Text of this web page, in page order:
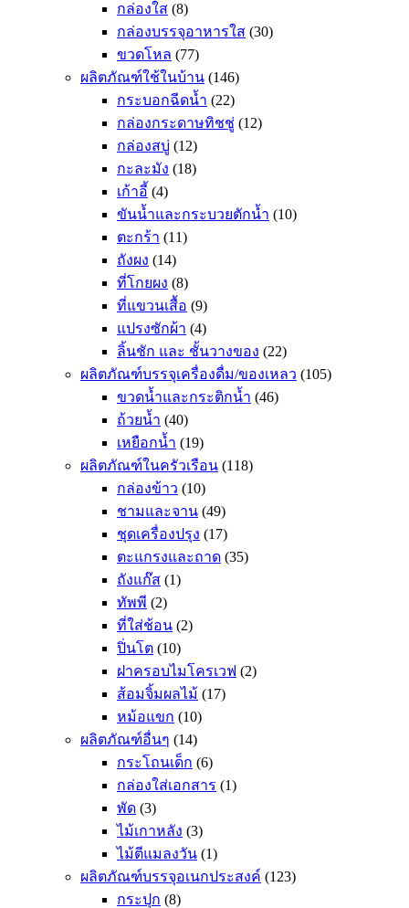
กล่องใส (8)
กล่องบรรจุอาหารใส (30)
ขวดโหล (77)
ผลิตภัณฑ์ใช้ในบ้าน (146)
กระบอกฉีดน้ำ (22)
กล่องกระดาษทิชชู่ (12)
กล่องสบู่ (12)
กะละมัง (18)
เก้าอี้ (4)
ขันน้ำและกระบวยตักน้ำ (10)
ตะกร้า (11)
ถังผง (14)
ที่โกยผง (8)
ที่แขวนเสื้อ (9)
แปรงซักผ้า (4)
ลิ้นชัก และ ชั้นวางของ (22)
ผลิตภัณฑ์บรรจุเครื่องดื่ม/ของเหลว (105)
ขวดน้ำและกระติกน้ำ (46)
ถ้วยน้ำ (40)
เหยือกน้ำ (19)
ผลิตภัณฑ์ในครัวเรือน (118)
กล่องข้าว (10)
ชามและจาน (49)
ชุดเครื่องปรุง (17)
ตะแกรงและถาด (35)
ถังแก๊ส (1)
ทัพพี (2)
ที่ใส่ช้อน (2)
ปิ่นโต (10)
ฝาครอบไมโครเวฟ (2)
ส้อมจิ้มผลไม้ (17)
หม้อแขก (10)
ผลิตภัณฑ์อื่นๆ (14)
กระโถนเด็ก (6)
กล่องใส่เอกสาร (1)
พัด (3)
ไม้เกาหลัง (3)
ไม้ตีแมลงวัน (1)
ผลิตภัณฑ์บรรจุอเนกประสงค์ (123)
กระปุก (8)